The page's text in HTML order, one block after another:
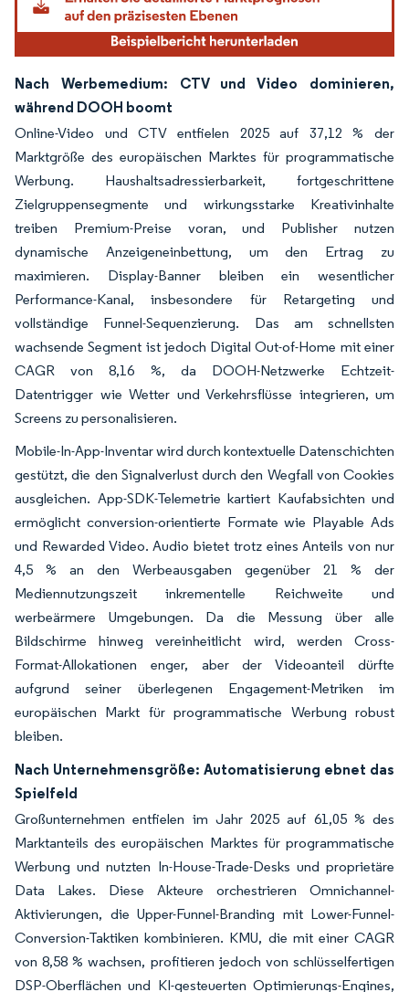
Nach Werbemedium: CTV und Video dominieren,
während DOOH boomt
Online-Video und CTV entfielen 2025 auf 37,12 % der
Marktgröße des europäischen Marktes für programmatische
Werbung. Haushaltsadressierbarkeit, fortgeschrittene
Zielgruppensegmente und wirkungsstarke Kreativinhalte
treiben Premium-Preise voran, und Publisher nutzen
dynamische Anzeigeneinbettung, um den Ertrag zu
maximieren. Display-Banner bleiben ein wesentlicher
Performance-Kanal, insbesondere für Retargeting und
vollständige Funnel-Sequenzierung. Das am schnellsten
wachsende Segment ist jedoch Digital Out-of-Home mit einer
CAGR von 8,16 %, da DOOH-Netzwerke Echtzeit-
Datentrigger wie Wetter und Verkehrsflüsse integrieren, um
Screens zu personalisieren.
Mobile-In-App-Inventar wird durch kontextuelle Datenschichten
gestützt, die den Signalverlust durch den Wegfall von Cookies
ausgleichen. App-SDK-Telemetrie kartiert Kaufabsichten und
ermöglicht conversion-orientierte Formate wie Playable Ads
und Rewarded Video. Audio bietet trotz eines Anteils von nur
4,5 % an den Werbeausgaben gegenüber 21 % der
Mediennutzungszeit inkrementelle Reichweite und
werbeärmere Umgebungen. Da die Messung über alle
Bildschirme hinweg vereinheitlicht wird, werden Cross-
Format-Allokationen enger, aber der Videoanteil dürfte
aufgrund seiner überlegenen Engagement-Metriken im
europäischen Markt für programmatische Werbung robust
bleiben.
Nach Unternehmensgröße: Automatisierung ebnet das
Spielfeld
Großunternehmen entfielen im Jahr 2025 auf 61,05 % des
Marktanteils des europäischen Marktes für programmatische
Werbung und nutzten In-House-Trade-Desks und proprietäre
Data Lakes. Diese Akteure orchestrieren Omnichannel-
Aktivierungen, die Upper-Funnel-Branding mit Lower-Funnel-
Conversion-Taktiken kombinieren. KMU, die mit einer CAGR
von 8,58 % wachsen, profitieren jedoch von schlüsselfertigen
DSP-Oberflächen und KI-gesteuerten Optimierungs-Engines,